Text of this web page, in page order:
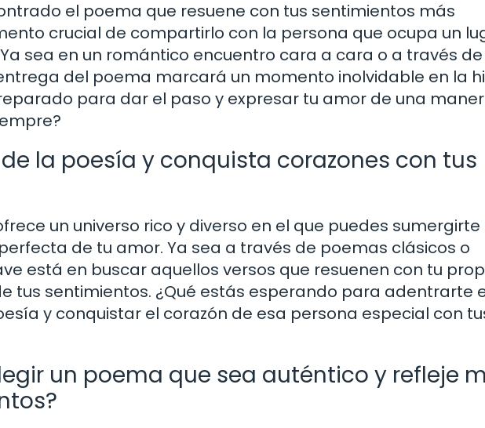
el poema que resuene con tus sentimientos más
crucial de compartirlo con la persona que ocupa un
sea en un romántico encuentro cara a cara o a través
del poema marcará un momento inolvidable en la
para dar el paso y expresar tu amor de una
la poesía y conquista corazones con tus
un universo rico y diverso en el que puedes
de tu amor. Ya sea a través de poemas clásicos o
está en buscar aquellos versos que resuenen con tu
tus sentimientos. ¿Qué estás esperando para adentrarte
y conquistar el corazón de esa persona especial con
un poema que sea auténtico y refleje